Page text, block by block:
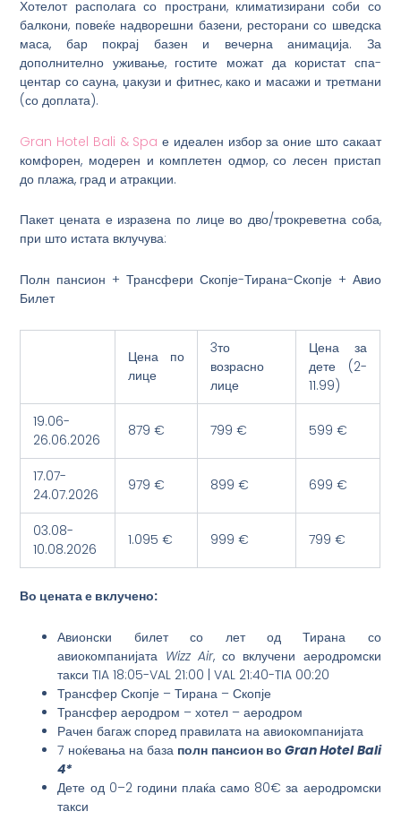
Хотелот располага со пространи, климатизирани соби со
балкони, повеќе надворешни базени, ресторани со шведска
маса, бар покрај базен и вечерна анимација. За
дополнително уживање, гостите можат да користат спа-
центар со сауна, џакузи и фитнес, како и масажи и третмани
(со доплата).
Gran Hotel Bali & Spa е идеален избор за оние што сакаат
комфорен, модерен и комплетен одмор, со лесен пристап
до плажа, град и атракции.
Пакет цената е изразена по лице во дво/трокреветна соба,
при што истата вклучува:
Полн пансион + Трансфери Скопје-Тирана-Скопје + Авио
Билет
Цена по
лице
3то
возрасно
лице
Цена за
дете (2-
11.99)
19.06-
26.06.2026
879 € 799 € 599 €
17.07-
24.07.2026
979 € 899 € 699 €
03.08-
10.08.2026
1.095 € 999 € 799 €
Во цената е вклучено:
Авионски билет со лет од Тирана со
авиокомпанијата Wizz Air, со вклучени аеродромски
такси TIA 18:05-VAL 21:00 | VAL 21:40-TIA 00:20
Трансфер Скопје – Тирана – Скопје
Трансфер аеродром – хотел – аеродром
Рачен багаж според правилата на авиокомпанијата
7 ноќевања на база полн пансион воGran Hotel Bali
4*
Дете од 0–2 години плаќа само 80€ за аеродромски
такси